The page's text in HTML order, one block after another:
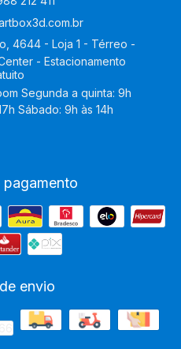
4644 - Loja 1 - Térreo -
- Estacionamento
Segunda a quinta: 9h
Sábado: 9h às 14h
pagamento
envio